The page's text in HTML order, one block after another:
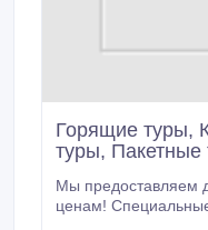
Горящие туры,
туры, Пакетные
Мы предоставляем
ценам!